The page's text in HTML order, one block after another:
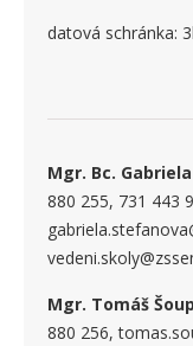
datová schránka:
Mgr. Bc.
880 255, 731 443
Mgr. Tomáš
880 256,